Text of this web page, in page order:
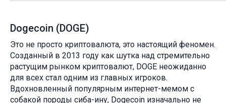
Dogecoin (DOGE)
Это не просто криптовалюта, это настоящий феномен.
Созданный в 2013 году как шутка над стремительно
растущим рынком криптовалют, DOGE неожиданно
для всех стал одним из главных игроков.
Вдохновленный популярным интернет-мемом с
собакой породы сиба-ину, Dogecoin изначально не